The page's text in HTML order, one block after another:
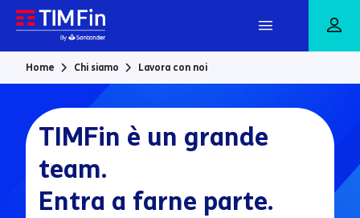
Vai al contenuto principale
Home Chi siamo Lavora con noi
TIMFin è un grande
team.
Entra a farne parte.